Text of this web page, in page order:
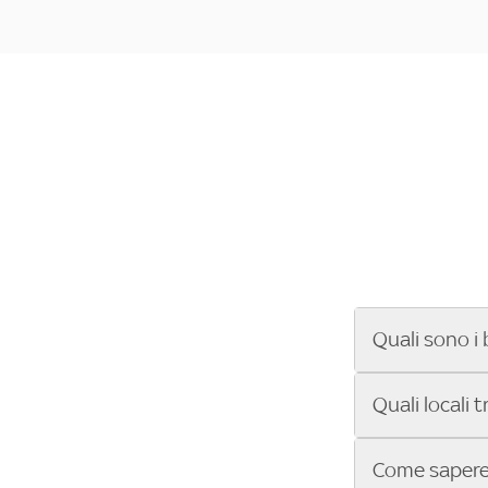
Quali sono i
Se cerchi un
ENILIVE, la
Sky Bar ti
Quali locali
Vuoi sapere
Come